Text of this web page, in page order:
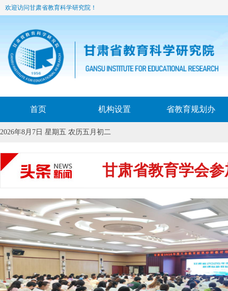
欢迎访问甘肃省教育科学研究院！
首页 机构设置 省教育规划办
2026年8月7日 星期五 农历五月初二